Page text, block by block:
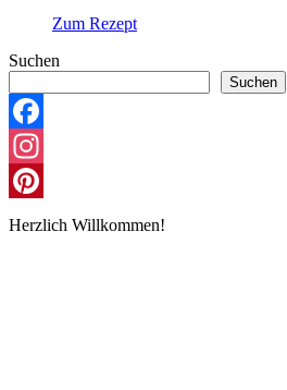
Zum Rezept
Suchen
Suchen
Facebook
Instagram
Pinterest
Herzlich Willkommen!